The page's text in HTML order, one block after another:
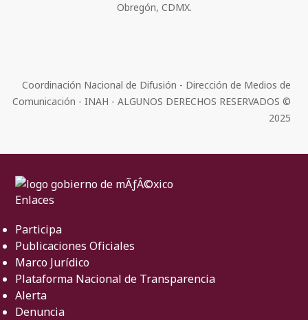
Obregón, CDMX.
Coordinación Nacional de Difusión - Dirección de Medios de
Comunicación - INAH - ALGUNOS DERECHOS RESERVADOS ©
2025
Enlaces
Participa
Publicaciones Oficiales
Marco Jurídico
Plataforma Nacional de Transparencia
Alerta
Denuncia